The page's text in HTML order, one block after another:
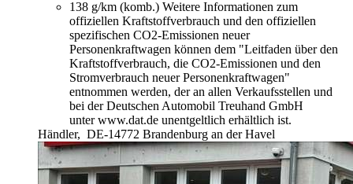
138 g/km (komb.) Weitere Informationen zum
offiziellen Kraftstoffverbrauch und den offiziellen
spezifischen CO2-Emissionen neuer
Personenkraftwagen können dem "Leitfaden über den
Kraftstoffverbrauch, die CO2-Emissionen und den
Stromverbrauch neuer Personenkraftwagen"
entnommen werden, der an allen Verkaufsstellen und
bei der Deutschen Automobil Treuhand GmbH
unter www.dat.de unentgeltlich erhältlich ist.
Händler, DE-14772 Brandenburg an der Havel